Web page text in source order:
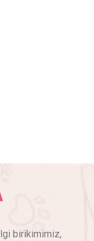
birikimimiz,